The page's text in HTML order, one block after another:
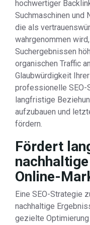
hochwertiger
Suchmaschinen und
die als
wahrgenommen
Suchergebnissen
organischen Traffic
Glaubwürdigkeit
professionelle SEO-
langfristige
aufzubauen und
fördern.
Fördert
Online-
Eine SEO-Strategie
nachhaltige
gezielte